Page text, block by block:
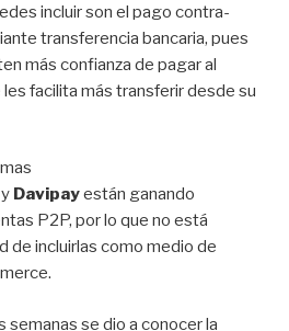
incluir son el pago contra-
transferencia bancaria, pues
más confianza de pagar al
facilita más transferir desde su
y Davipayestán ganando
P2P, por lo que no está
de incluirlas como medio de
semanas se dio a conocer la